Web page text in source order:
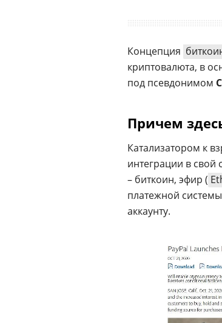
Концепция
криптовалюта, в
под псевдонимом
Причем
Катализатором к
интеграции в свой
– биткоин, эфир (
платежной
аккаунту.